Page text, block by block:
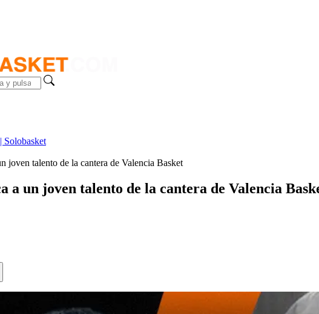
Solobasket
joven talento de la cantera de Valencia Basket
a un joven talento de la cantera de Valencia